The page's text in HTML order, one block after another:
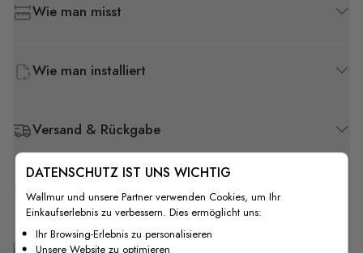
Wie man misst
Wie man installiert
Versand & Rückgabe
F.A.Q
Kostenlose Anpassung
DATENSCHUTZ IST UNS WICHTIG
Wallmur und unsere Partner verwenden Cookies, um Ihr
Einkaufserlebnis zu verbessern. Dies ermöglicht uns:
Ihr Browsing-Erlebnis zu personalisieren
Unsere Website zu optimieren